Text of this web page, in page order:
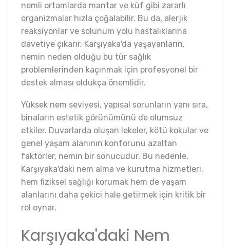
nemli ortamlarda mantar ve küf gibi zararlı
organizmalar hızla çoğalabilir. Bu da, alerjik
reaksiyonlar ve solunum yolu hastalıklarına
davetiye çıkarır. Karşıyaka'da yaşayanların,
nemin neden olduğu bu tür sağlık
problemlerinden kaçınmak için profesyonel bir
destek alması oldukça önemlidir.
Yüksek nem seviyesi, yapısal sorunların yanı sıra,
binaların estetik görünümünü de olumsuz
etkiler. Duvarlarda oluşan lekeler, kötü kokular ve
genel yaşam alanının konforunu azaltan
faktörler, nemin bir sonucudur. Bu nedenle,
Karşıyaka'daki nem alma ve kurutma hizmetleri,
hem fiziksel sağlığı korumak hem de yaşam
alanlarını daha çekici hale getirmek için kritik bir
rol oynar.
Karşıyaka'daki Nem